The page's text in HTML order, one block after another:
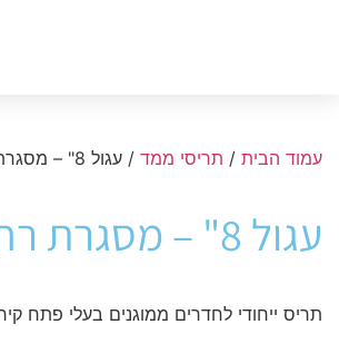
עמוד הבית / תריסי ממד / עגול 8" – מסגרת רחבה
עגול 8" – מסגרת רחבה
תריס ייחודי לחדרים ממוגנים בעלי פתח קירי